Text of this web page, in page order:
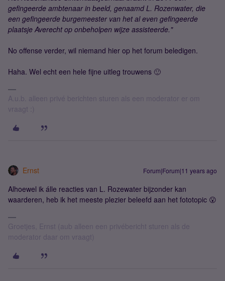
gefingeerde ambtenaar in beeld, genaamd L. Rozenwater, die
een gefingeerde burgemeester van het al even gefingeerde
plaatsje Averecht op onbeholpen wijze assisteerde."
No offense verder, wil niemand hier op het forum beledigen.
Haha. Wel echt een hele fijne uitleg trouwens 🙂
A.u.b. alleen privé berichten sturen als een moderator er om
vraagt :)
Ernst Forum|Forum|11 years ago
Alhoewel ik álle reacties van L. Rozewater bijzonder kan
waarderen, heb ik het meeste plezier beleefd aan het fototopic 😮
Groetjes, Ernst (aub alleen een privébericht sturen als de
moderator daar om vraagt)